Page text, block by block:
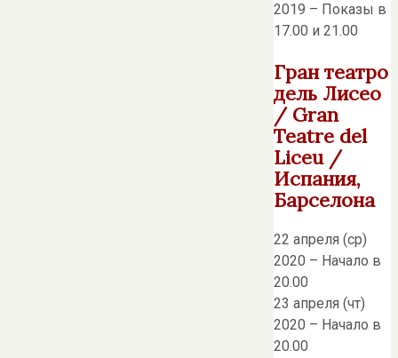
2019 – Показы в
17.00 и 21.00
Гран театро
дель Лисео
/ Gran
Teatre del
Liceu /
Испания,
Барселона
22 апреля (ср)
2020 – Начало в
20.00
23 апреля (чт)
2020 – Начало в
20.00